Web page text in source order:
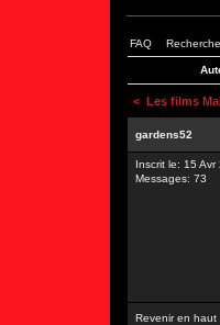
FAQ
< Les films
gardens52
Inscrit le: 15 Avr
Messages: 73
Revenir en haut